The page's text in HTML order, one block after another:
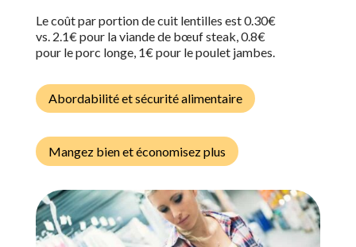
Le coût par portion decuit lentilles est 0.30€
vs. 2 .1€ pour la viande de bœufsteak 0.8€
pour le porc longe, 1€ pour le pouletjambes
Abordabilité et sécurité alimentaire
Mangez bien et économisez plus